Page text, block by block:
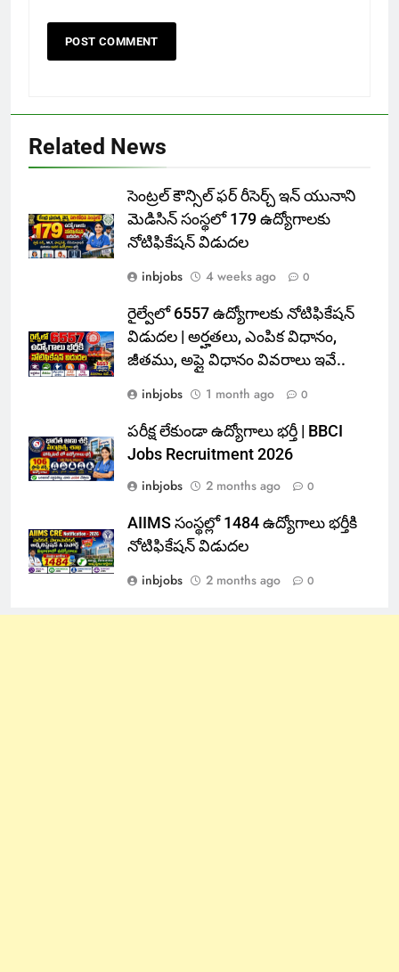
Related News
సెంట్రల్ కౌన్సిల్ ఫర్ రీసెర్చ్ ఇన్ యునాని
మెడిసిన్ సంస్థలో 179 ఉద్యోగాలకు
నోటిఫికేషన్ విడుదల
inbjobs
4 weeks ago 0
రైల్వేలో 6557 ఉద్యోగాలకు నోటిఫికేషన్
విడుదల | అర్హతలు, ఎంపిక విధానం,
జీతము, అప్లై విధానం వివరాలు ఇవే..
inbjobs
1 month ago 0
పరీక్ష లేకుండా ఉద్యోగాలు భర్తీ | BBCI
Jobs Recruitment 2026
inbjobs
2 months ago 0
AIIMS సంస్థల్లో 1484 ఉద్యోగాలు భర్తీకి
నోటిఫికేషన్ విడుదల
inbjobs
2 months ago 0